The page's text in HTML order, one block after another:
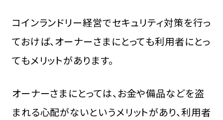
コインランドリー経営でセキュリティ対策を行っ
ておけば、オーナーさまにとっても利用者にとっ
てもメリットがあります。
オーナーさまにとっては、お金や備品などを盗
まれる心配がないというメリットがあり、利用者